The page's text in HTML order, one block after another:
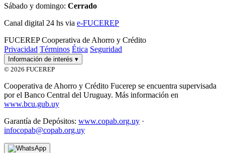
Sábado y domingo: Cerrado
Canal digital 24 hs via e-FUCEREP
FUCEREP Cooperativa de Ahorro y Crédito
Privacidad Términos Ética Seguridad
Información de interés ▾
© 2026 FUCEREP
Cooperativa de Ahorro y Crédito Fucerep se encuentra supervisada
por el Banco Central del Uruguay. Más información en
www.bcu.gub.uy
Garantía de Depósitos: www.copab.org.uy ·
infocopab@copab.org.uy